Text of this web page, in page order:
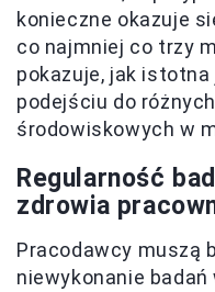
konieczne okazuje
co najmniej co trzy
pokazuje, jak
podejściu do
środowiskowych w
Regularność
zdrowia
Pracodawcy muszą
niewykonanie